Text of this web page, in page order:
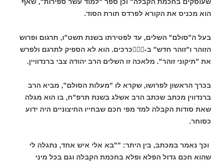
הוא מכניס את הקורא לפרדס תורת הסוד.
בעל ה"סולם" השלים, עד לפטירתו בשנת תשט"ו, תרגום ופרוש
הזוהר ו"זוהר חדש" ב-כרכים. הוא לא הספיק לתרגם ולפרש
את "תיקוני זוהר". מלאכה זו השלים הרב יהודה צבי ברנדוויין.
בכרך הראשון לפרושו, שקרא לו "מעלות הסולם", מביא הרב
ברנדווין מכתב שכתב הרב אשלג בשנת תרפ"ח, בו הוא מגלה
שאת סודות הקבלה למד מפי חכם שבחייו החיצוניים היה ידוע
כסוחר.
וכך נאמר במכתב, בין היתר: ""בא אלי איש אחד, נתגלה לי
שהוא חכם גדול הפלא ופלא בחכמת הקבלה וגם בכל מיני